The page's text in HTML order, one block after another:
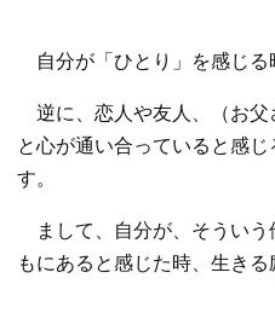
自分が「ひとり」を感じる
逆に、恋人や友人、（お父
と心が通い合っていると感
す。
まして、自分が、そういう
もにあると感じた時、生きる